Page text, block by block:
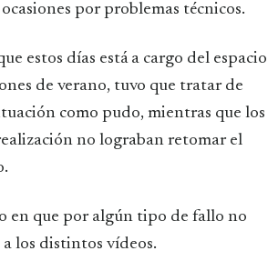
por problemas técnicos.
estos días está a cargo del espacio
de verano, tuvo que tratar de
como pudo, mientras que los
no lograban retomar el
en que por algún tipo de fallo no
los distintos vídeos.